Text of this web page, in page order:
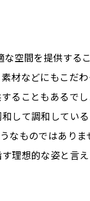
空間を提供す
材などにもこだ
ることもあるで
して調和してい
なものではあり
理想的な姿と言え